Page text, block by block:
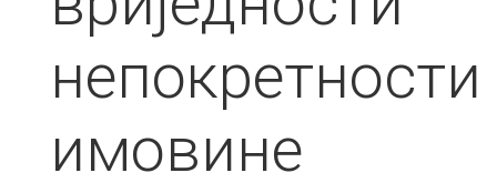
непокретности
имовине